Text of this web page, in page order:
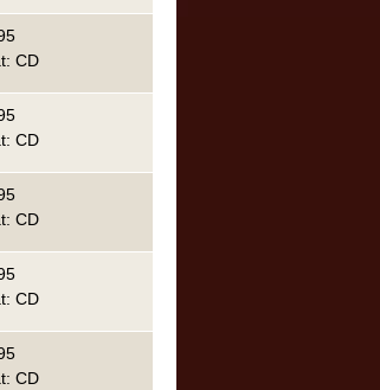
CD
CD
CD
CD
CD